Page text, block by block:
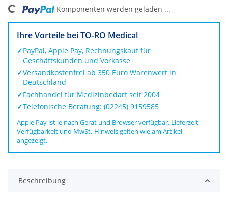
Komponenten werden geladen ...
Ihre Vorteile bei TO-RO Medical
✓PayPal, Apple Pay, Rechnungskauf für
Geschäftskunden und Vorkasse
✓Versandkostenfrei ab 350 Euro Warenwert in
Deutschland
✓Fachhandel für Medizinbedarf seit 2004
✓Telefonische Beratung: (02245) 9159585
Apple Pay ist je nach Gerät und Browser verfügbar. Lieferzeit,
Verfügbarkeit und MwSt.-Hinweis gelten wie am Artikel
angezeigt.
Beschreibung